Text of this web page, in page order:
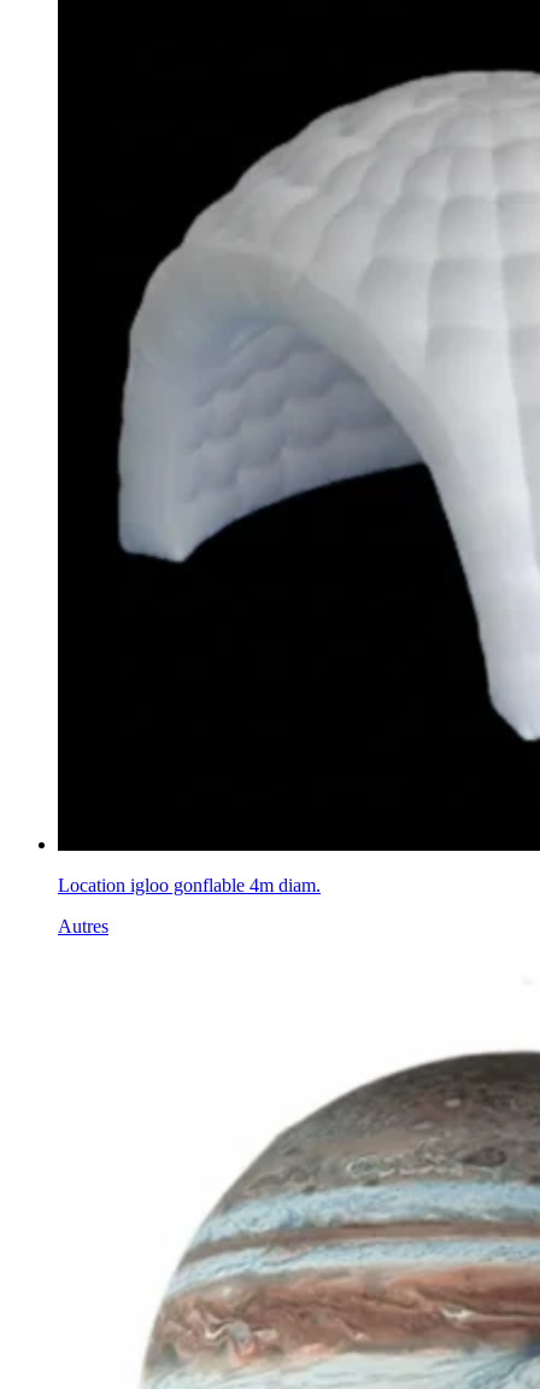
Location igloo gonflable 4m diam.
Autres